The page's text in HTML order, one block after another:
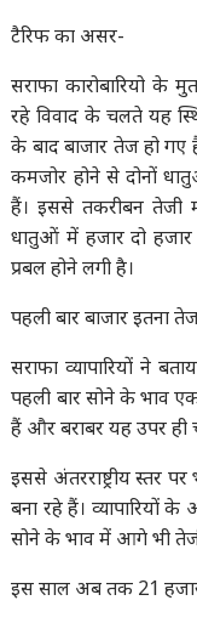
टैरिफ का असर-
सराफा कारोबारियो के
रहे विवाद के चलते यह
के बाद बाजार तेज हो
कमजोर होने से दोनों
हैं। इससे तकरीबन तेजी
धातुओं में हजार दो हजार
प्रबल होने लगी है।
पहली बार बाजार इतना
सराफा व्यापारियों ने
पहली बार सोने के भाव
हैं और बराबर यह उपर ही
इससे अंतरराष्ट्रीय स्तर
बना रहे हैं। व्यापारियों
सोने के भाव में आगे भी तेजी
इस साल अब तक 21